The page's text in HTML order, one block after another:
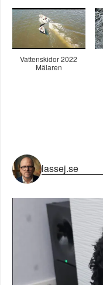
Vattenskidor 2022
Mälaren
lassej.se